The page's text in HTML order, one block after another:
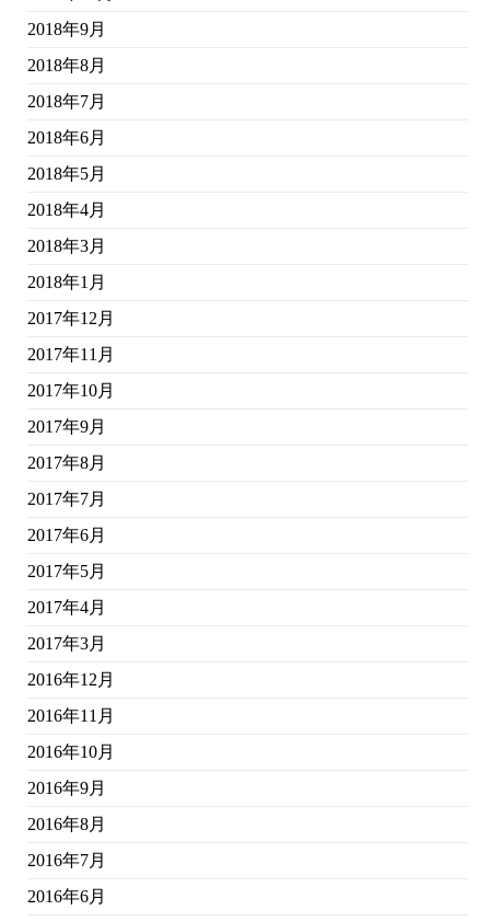
2018年9月
2018年8月
2018年7月
2018年6月
2018年5月
2018年4月
2018年3月
2018年1月
2017年12月
2017年11月
2017年10月
2017年9月
2017年8月
2017年7月
2017年6月
2017年5月
2017年4月
2017年3月
2016年12月
2016年11月
2016年10月
2016年9月
2016年8月
2016年7月
2016年6月